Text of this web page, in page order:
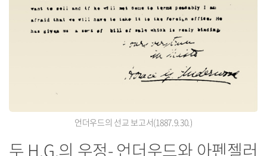
언더우드의 선교 보고서(1887.9.30.)
두 H.G.의 우정- 언더우드와 아펜젤러